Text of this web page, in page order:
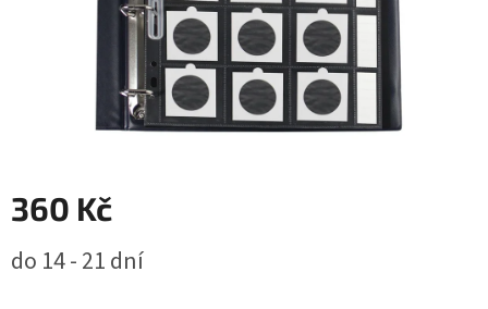
360 Kč
cena:
do 14 - 21 dní